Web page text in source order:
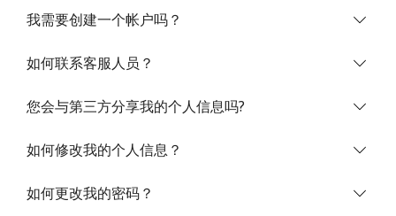
未创建密码
我需要创建一个帐户吗？
如何联系客服人员？
您会与第三方分享我的个人信息吗?
如何修改我的个人信息？
如何更改我的密码？